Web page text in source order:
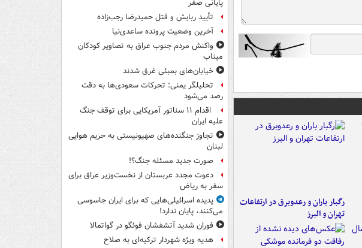
رگبار باران و رعدوبرق در ارتفاعات
تهران و البرز
پایانی صفر
تأیید ربایش و قتل حمیدرضا رجب‌زاده
آخرین وضعیت پرونده ساعدی‌نیا
واکنش مردم جنوب عراق به تصاویر کودکان
میناب
خیابان‌های بمبئی غرق شدند
تحلیلگر یمنی: تحرکات سعودی‌ها به دقت
رصد می‌شود
اقدام ۱۱ سناتور آمریکایی برای توقف جنگ
علیه ایران
تجاوز جنگنده‌های صهیونیستی به حریم هوایی
لبنان
صورت جدید مسئله جنگ؟!
دعوت مجدد عربستان از نخست‌وزیر عراق برای
سفر به ریاض
پدیده اسرائیلی‌هایی که برای ایران جاسوسی
می‌کنند، پایان ندارد!
فوران شدید آتشفشان فوئگو در گواتمالا
هدیه ویژه شهردار ترکیه‌ای به صلاح